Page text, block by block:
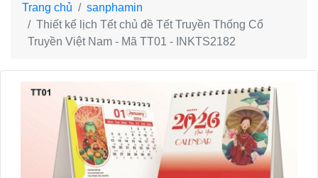
Trang chủ
sanphamin
Thiết kế lịch Tết chủ đề Tết Truyền Thống Cổ
Truyền Việt Nam - Mã TT01 - INKTS2182